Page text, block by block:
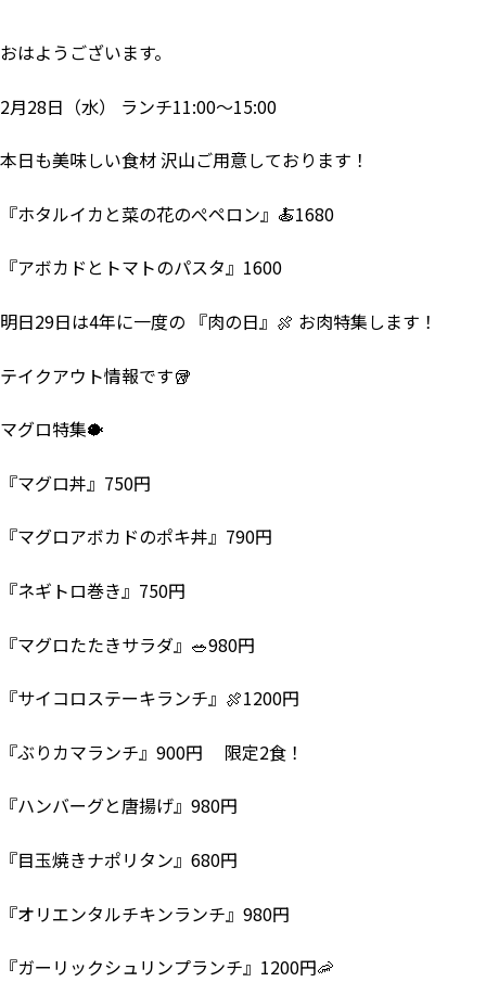
おはようございます。
2月28日（水） ランチ11:00～15:00
本日も美味しい食材 沢山ご用意しております！
『ホタルイカと菜の花のぺペロン』🍝1680
『アボカドとトマトのパスタ』1600
明日29日は4年に一度の 『肉の日』🍖 お肉特集します！
テイクアウト情報です🥡
マグロ特集🐡
『マグロ丼』750円
『マグロアボカドのポキ丼』790円
『ネギトロ巻き』750円
『マグロたたきサラダ』🥗980円
『サイコロステーキランチ』🍖1200円
『ぶりカマランチ』900円 限定2食！
『ハンバーグと唐揚げ』980円
『目玉焼きナポリタン』680円
『オリエンタルチキンランチ』980円
『ガーリックシュリンプランチ』1200円🦐